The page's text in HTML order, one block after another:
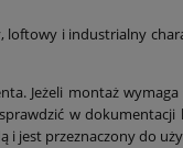
i industrialny
Jeżeli montaż
w
i jest przeznaczony do